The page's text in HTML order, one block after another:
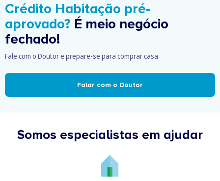
Crédito Habitação pré-
aprovado? É meio negócio
fechado!
Fale com o Doutor e prepare-se para comprar casa
Falar com o Doutor
Somos especialistas em ajudar